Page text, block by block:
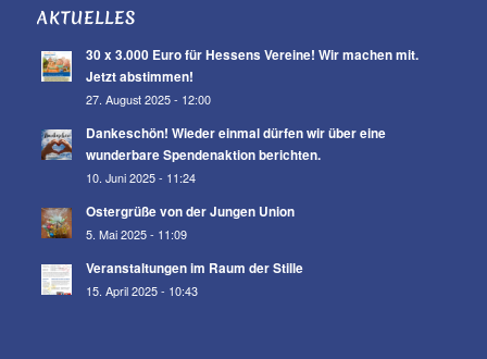
AKTUELLES
30 x 3.000 Euro für Hessens Vereine! Wir machen mit.
Jetzt abstimmen!
27. August 2025 - 12:00
Dankeschön! Wieder einmal dürfen wir über eine
wunderbare Spendenaktion berichten.
10. Juni 2025 - 11:24
Ostergrüße von der Jungen Union
5. Mai 2025 - 11:09
Veranstaltungen im Raum der Stille
15. April 2025 - 10:43